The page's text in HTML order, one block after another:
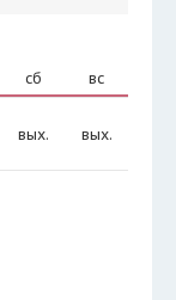
сб
вых.
вс
вых.